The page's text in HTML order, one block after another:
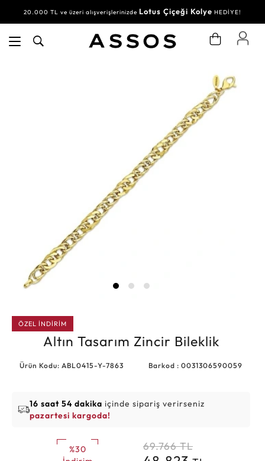
20.000 TL ve üzeri alışverişlerinizde Lotus Çiçeği Kolye HEDİYE!
ÖZEL İNDİRİM
Altın Tasarım Zincir Bileklik
Ürün Kodu: ABL0415-Y-7863 Barkod : 0031306590059
16 saat 54 dakika içinde sipariş verirseniz
pazartesi kargoda!
%30
69.766 TL